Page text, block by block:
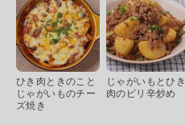
ひき肉ときのこと
じゃがいものチー
ズ焼き
じゃがいもとひき
肉のピリ辛炒め